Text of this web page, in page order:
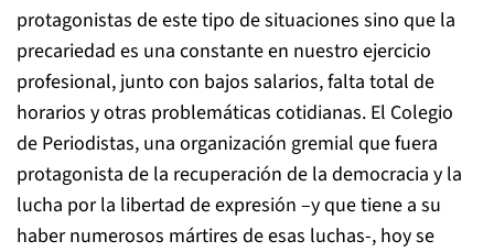
protagonistas de este tipo de situaciones sino que la
precariedad es una constante en nuestro ejercicio
profesional, junto con bajos salarios, falta total de
horarios y otras problemáticas cotidianas. El Colegio
de Periodistas, una organización gremial que fuera
protagonista de la recuperación de la democracia y la
lucha por la libertad de expresión –y que tiene a su
haber numerosos mártires de esas luchas-, hoy se